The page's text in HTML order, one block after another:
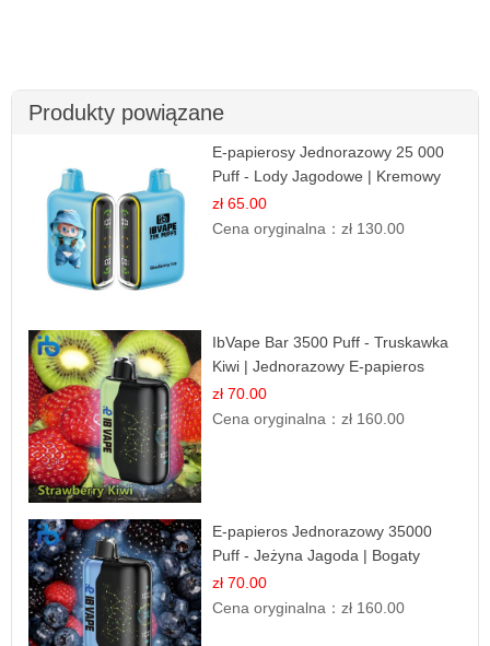
Produkty powiązane
E-papierosy Jednorazowy 25 000
Puff - Lody Jagodowe | Kremowy
Smak
zł 65.00
Cena oryginalna：zł 130.00
IbVape Bar 3500 Puff - Truskawka
Kiwi | Jednorazowy E-papieros
zł 70.00
Cena oryginalna：zł 160.00
E-papieros Jednorazowy 35000
Puff - Jeżyna Jagoda | Bogaty
Smak Leśnych Owoców
zł 70.00
Cena oryginalna：zł 160.00